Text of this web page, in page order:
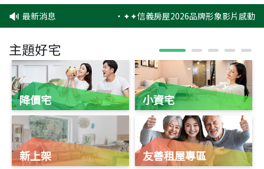
最新消息 ‧✦✦信義房屋2026品牌形象影片感動
主題好宅
降價宅
新上架
小資宅
友善租屋專區